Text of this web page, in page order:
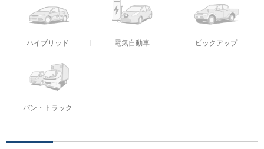
ハイブリッド 電気自動車 ピックアップ
バン・トラック